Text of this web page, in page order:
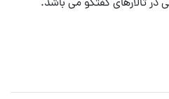
تالارهای گفتگو می باشد.